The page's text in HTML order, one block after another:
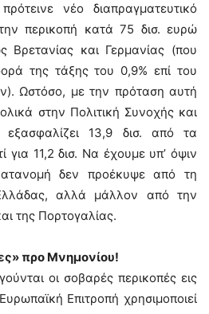
νέο διαπραγματευτικό
περικοπή κατά 75 δισ. ευρώ
Βρετανίας και Γερμανίας (που
της τάξης του 0,9% επί του
Ωστόσο, με την πρόταση αυτή
στην Πολιτική Συνοχής και
13,9 δισ. από τα
για 11,2 δισ. Να έχουμε υπ’ όψιν
δεν προέκυψε από τη
αλλά μάλλον από την
της Πορτογαλίας.
προ Μνημονίου!
οι σοβαρές περικοπές εις
Επιτροπή χρησιμοποιεί